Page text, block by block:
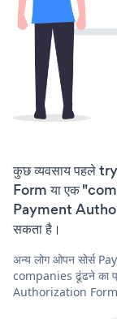
कुछ व्यवसाय पहले
Form या एक
Payment
सकता है।
अन्य लोग ओपन सोर्स
companies ढूंढने का
Authorization